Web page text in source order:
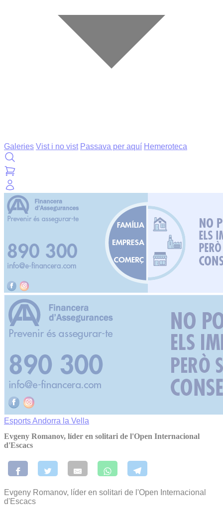
Galeries Vist i no vist Passava per aquí Hemeroteca
EsportsAndorra la Vella
Evgeny Romanov, líder en solitari de l'Open Internacional
d'Escacs
Evgeny Romanov, líder en solitari de l'Open Internacional
d'Escacs